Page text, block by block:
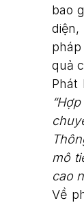
bao
quả
Phát
mô
cao
Về